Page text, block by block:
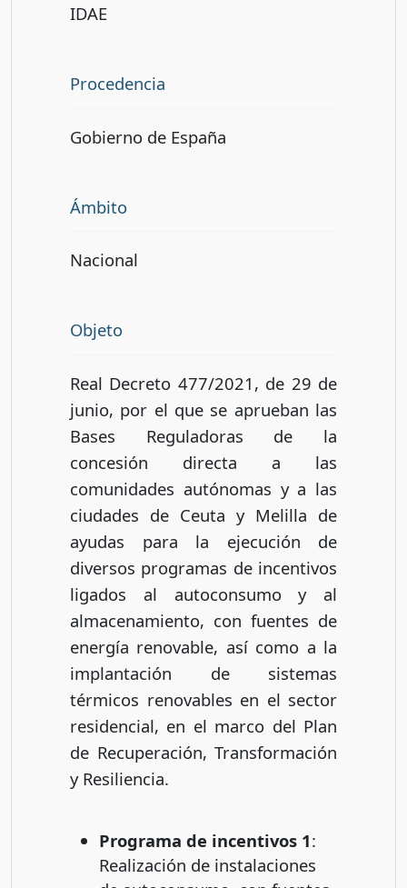
IDAE
Procedencia
Gobierno de España
Ámbito
Nacional
Objeto
Real Decreto 477/2021, de 29 de
junio, por el que se aprueban las
Bases Reguladoras de la
concesión directa a las
comunidades autónomas y a las
ciudades de Ceuta y Melilla de
ayudas para la ejecución de
diversos programas de incentivos
ligados al autoconsumo y al
almacenamiento, con fuentes de
energía renovable, así como a la
implantación de sistemas
térmicos renovables en el sector
residencial, en el marco del Plan
de Recuperación, Transformación
y Resiliencia.
Programa de incentivos 1:
Realización de instalaciones